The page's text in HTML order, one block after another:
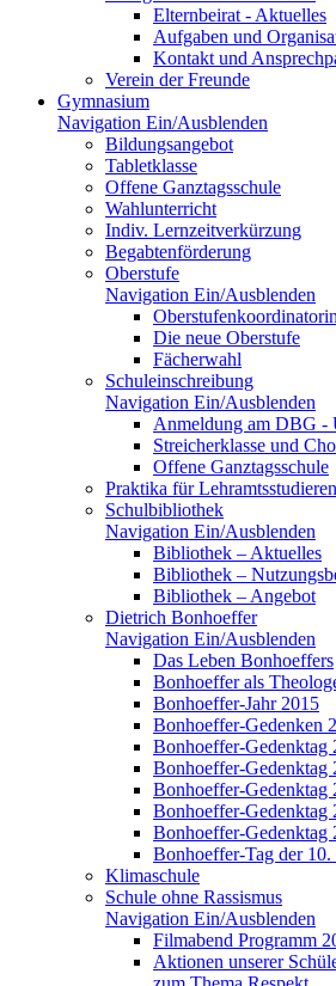
Elternbeirat - Aktuelles
Aufgaben und
Kontakt und
Verein der Freunde
Gymnasium
Navigation Ein/Ausblenden
Bildungsangebot
Tabletklasse
Offene Ganztagsschule
Wahlunterricht
Indiv. Lernzeitverkürzung
Begabtenförderung
Oberstufe
Navigation Ein/Ausblenden
Die neue Oberstufe
Fächerwahl
Schuleinschreibung
Navigation Ein/Ausblenden
Anmeldung am DBG -
Streicherklasse und
Offene Ganztagsschule
Praktika für
Schulbibliothek
Navigation Ein/Ausblenden
Bibliothek – Aktuelles
Bibliothek –
Bibliothek – Angebot
Dietrich Bonhoeffer
Navigation Ein/Ausblenden
Das Leben Bonhoeffers
Bonhoeffer als
Bonhoeffer-Jahr 2015
Bonhoeffer-Gedenken
Bonhoeffer-Gedenktag
Bonhoeffer-Gedenktag
Bonhoeffer-Gedenktag
Bonhoeffer-Gedenktag
Bonhoeffer-Gedenktag
Bonhoeffer-Tag der 10.
Klimaschule
Schule ohne Rassismus
Navigation Ein/Ausblenden
Filmabend Programm
Aktionen unserer